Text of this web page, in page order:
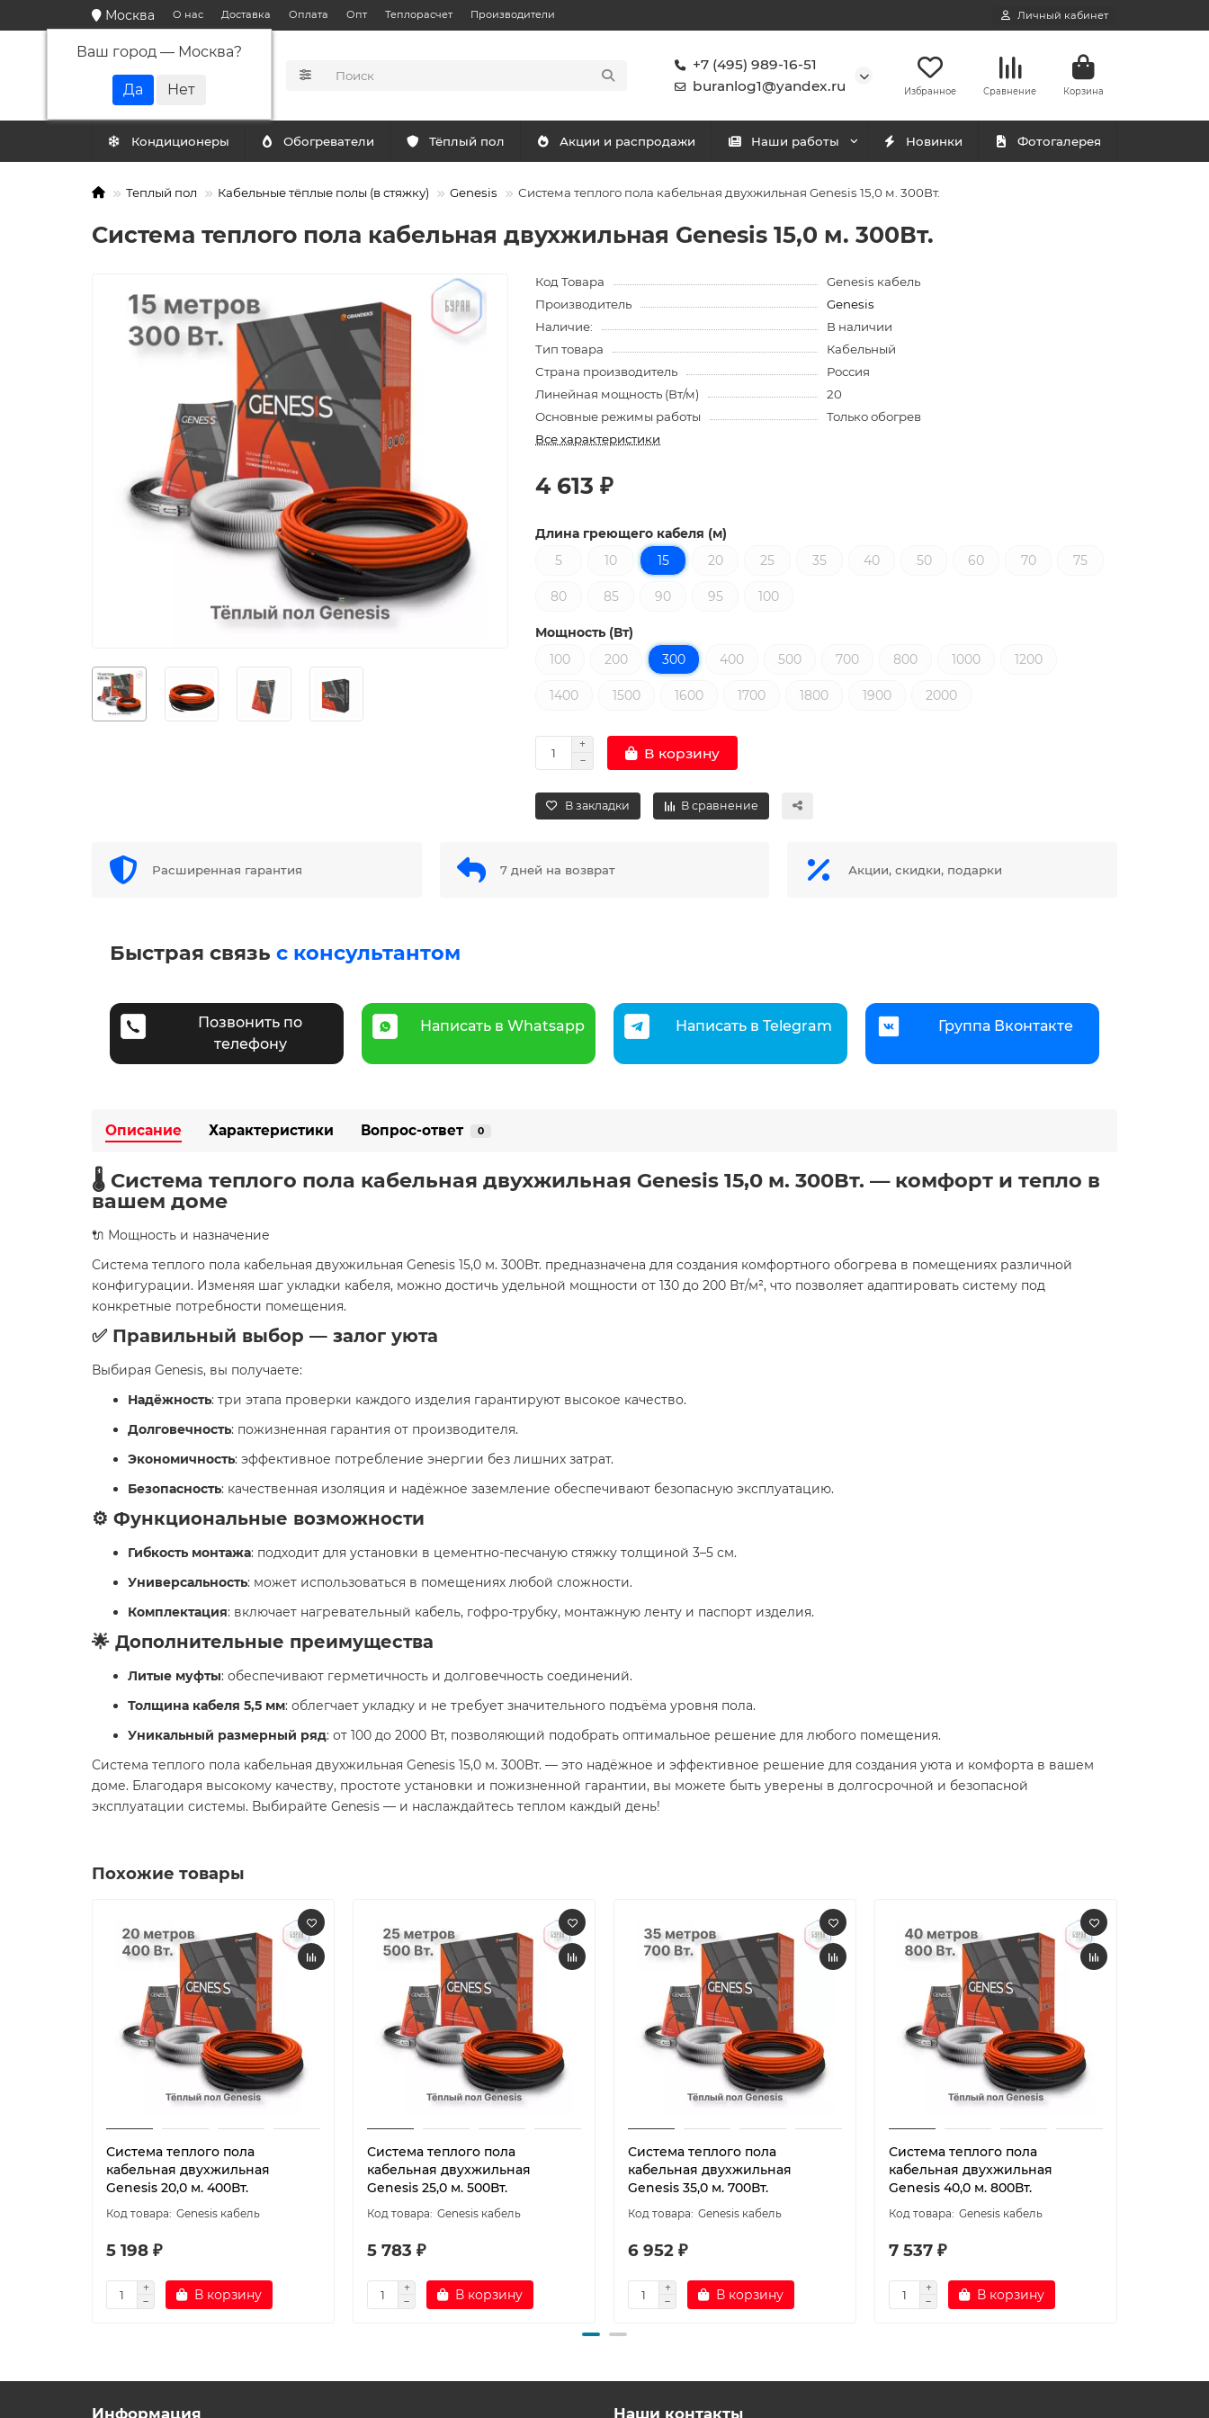
Москва
Ваш город — Москва?
О нас Доставка Оплата Опт Теплорасчет Производители Личный кабинет
+7 (495) 989-16-51
buranlog1@yandex.ru
Избранное Сравнение Корзина
Кондиционеры Обогреватели Тёплый пол Акции и распродажи Наши работы Новинки Фотогалерея
Теплый пол Кабельные тёплые полы (в стяжку) Genesis Система теплого пола кабельная двухжильная Genesis 15,0 м. 300Вт.
Система теплого пола кабельная двухжильная Genesis 15,0 м. 300Вт.
Код Товара
Genesis кабель
Производитель
Genesis
Наличие:
В наличии
Тип товара
Кабельный
Страна производитель
Россия
Линейная мощность (Вт/м)
20
Основные режимы работы
Только обогрев
Все характеристики
4 613 ₽
Длина греющего кабеля (м)
5
10 15 20 25 35 40 50 60 70 75
80 85 90 95 100
Мощность (Вт)
100
200 300 400 500 700 800 1000 1200
1400 1500 1600 1700 1800 1900 2000
В корзину
В закладки В сравнение
Расширенная гарантия 7 дней на возврат Акции, скидки, подарки
Быстрая связь с консультантом
Позвонить по
телефону
Написать в Whatsapp Написать в Telegram Группа Вконтакте
Описание Характеристики Вопрос-ответ 0
🌡️ Система теплого пола кабельная двухжильная Genesis 15,0 м. 300Вт. — комфорт и тепло в
вашем доме
🔌 Мощность и назначение
Система теплого пола кабельная двухжильная Genesis 15,0 м. 300Вт. предназначена для создания комфортного обогрева в помещениях различной
конфигурации. Изменяя шаг укладки кабеля, можно достичь удельной мощности от 130 до 200 Вт/м², что позволяет адаптировать систему под
конкретные потребности помещения.
✅ Правильный выбор — залог уюта
Выбирая Genesis, вы получаете:
Надёжность: три этапа проверки каждого изделия гарантируют высокое качество.
Долговечность: пожизненная гарантия от производителя.
Экономичность: эффективное потребление энергии без лишних затрат.
Безопасность: качественная изоляция и надёжное заземление обеспечивают безопасную эксплуатацию.
⚙️ Функциональные возможности
Гибкость монтажа: подходит для установки в цементно-песчаную стяжку толщиной 3–5 см.
Универсальность: может использоваться в помещениях любой сложности.
Комплектация: включает нагревательный кабель, гофро-трубку, монтажную ленту и паспорт изделия.
🌟 Дополнительные преимущества
Литые муфты: обеспечивают герметичность и долговечность соединений.
Толщина кабеля 5,5 мм: облегчает укладку и не требует значительного подъёма уровня пола.
Уникальный размерный ряд: от 100 до 2000 Вт, позволяющий подобрать оптимальное решение для любого помещения.
Система теплого пола кабельная двухжильная Genesis 15,0 м. 300Вт. — это надёжное и эффективное решение для создания уюта и комфорта в вашем
доме. Благодаря высокому качеству, простоте установки и пожизненной гарантии, вы можете быть уверены в долгосрочной и безопасной
эксплуатации системы. Выбирайте Genesis — и наслаждайтесь теплом каждый день!
Похожие товары
Система теплого пола
кабельная двухжильная
Genesis 20,0 м. 400Вт.
Genesis кабель
5 198 ₽
В корзину
Система теплого пола
кабельная двухжильная
Genesis 25,0 м. 500Вт.
Genesis кабель
5 783 ₽
В корзину
Система теплого пола
кабельная двухжильная
Genesis 35,0 м. 700Вт.
Genesis кабель
6 952 ₽
В корзину
Система теплого пола
кабельная двухжильная
Genesis 40,0 м. 800Вт.
Genesis кабель
7 537 ₽
В корзину
Информация Наши контакты